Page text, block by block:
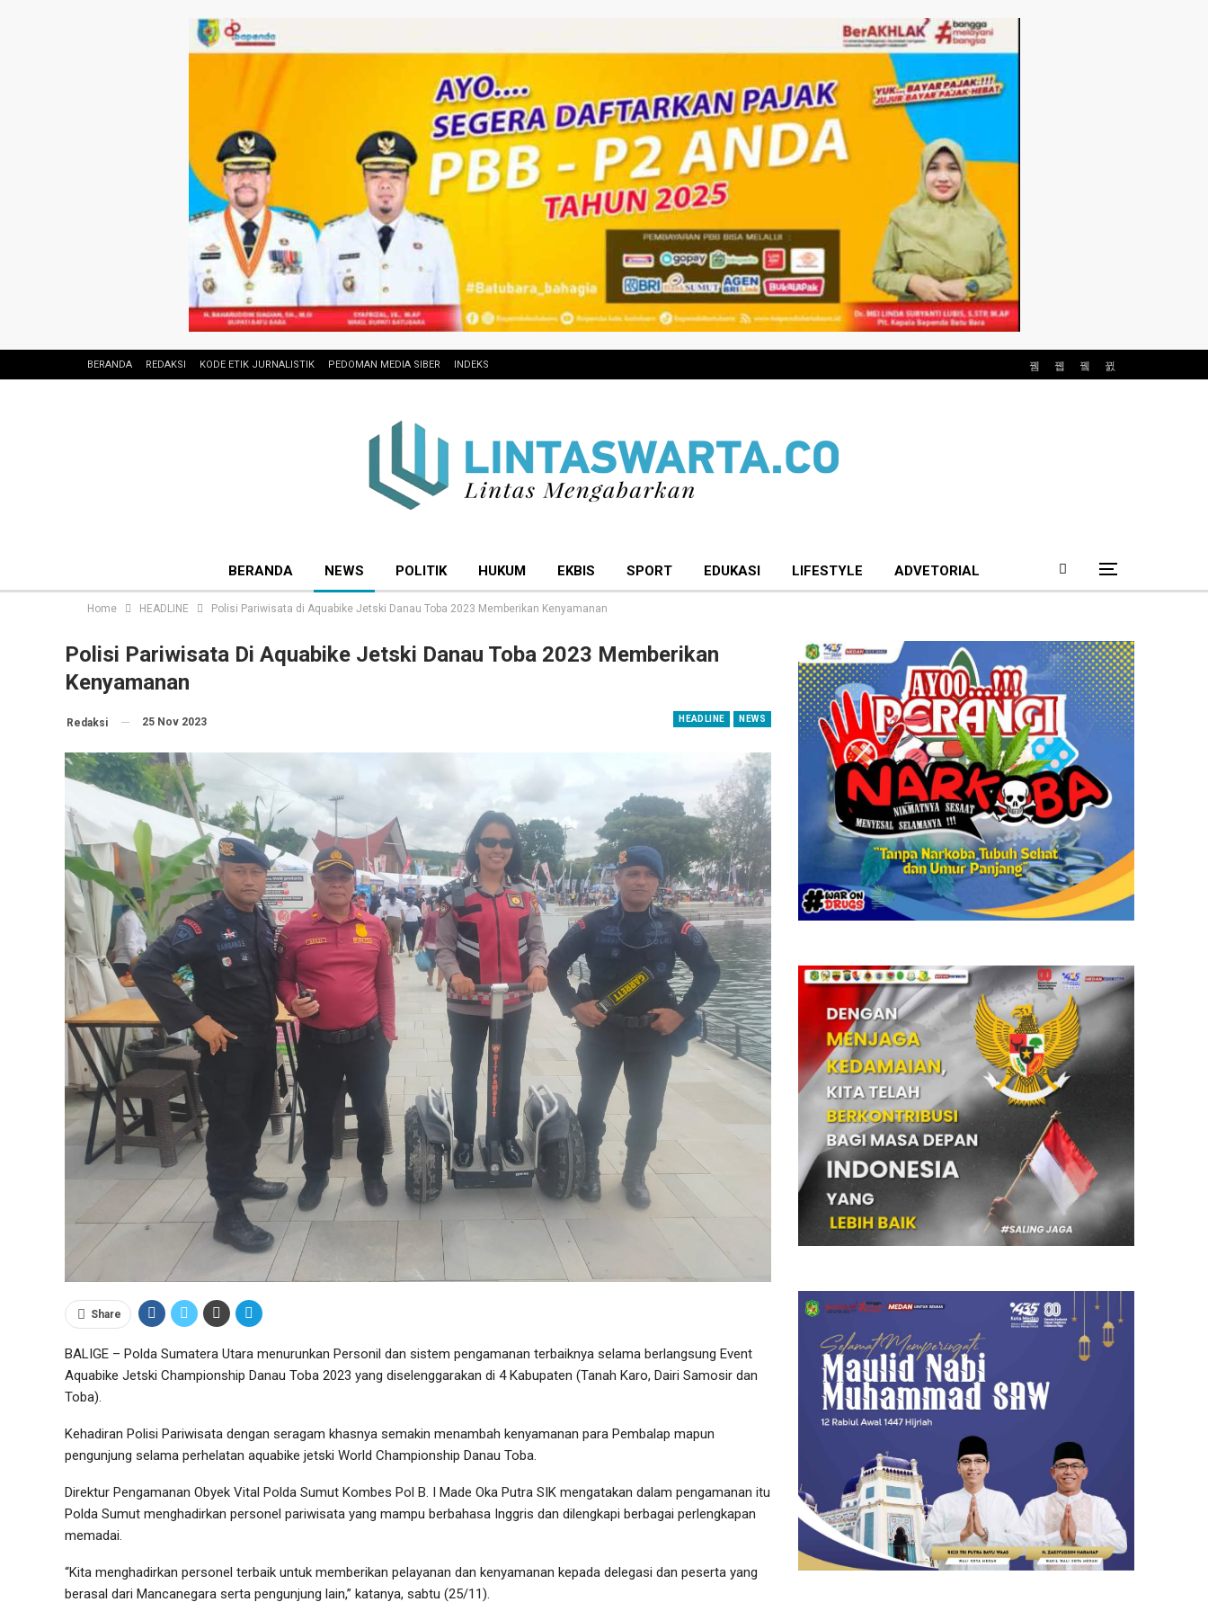
BERANDA REDAKSI KODE ETIK JURNALISTIK PEDOMAN MEDIA SIBER INDEKS
BERANDA NEWS POLITIK HUKUM EKBIS SPORT EDUKASI LIFESTYLE ADVETORIAL
Home HEADLINE Polisi Pariwisata di Aquabike Jetski Danau Toba 2023 Memberikan Kenyamanan
Polisi Pariwisata Di Aquabike Jetski Danau Toba 2023 Memberikan
Kenyamanan
HEADLINE NEWS
Redaksi 25 Nov 2023
Share
BALIGE – Polda Sumatera Utara menurunkan Personil dan sistem pengamanan terbaiknya selama berlangsung Event
Aquabike Jetski Championship Danau Toba 2023 yang diselenggarakan di 4 Kabupaten (Tanah Karo, Dairi Samosir dan
Toba).
Kehadiran Polisi Pariwisata dengan seragam khasnya semakin menambah kenyamanan para Pembalap mapun
pengunjung selama perhelatan aquabike jetski World Championship Danau Toba.
Direktur Pengamanan Obyek Vital Polda Sumut Kombes Pol B. I Made Oka Putra SIK mengatakan dalam pengamanan itu
Polda Sumut menghadirkan personel pariwisata yang mampu berbahasa Inggris dan dilengkapi berbagai perlengkapan
memadai.
“Kita menghadirkan personel terbaik untuk memberikan pelayanan dan kenyamanan kepada delegasi dan peserta yang
berasal dari Mancanegara serta pengunjung lain,” katanya, sabtu (25/11).